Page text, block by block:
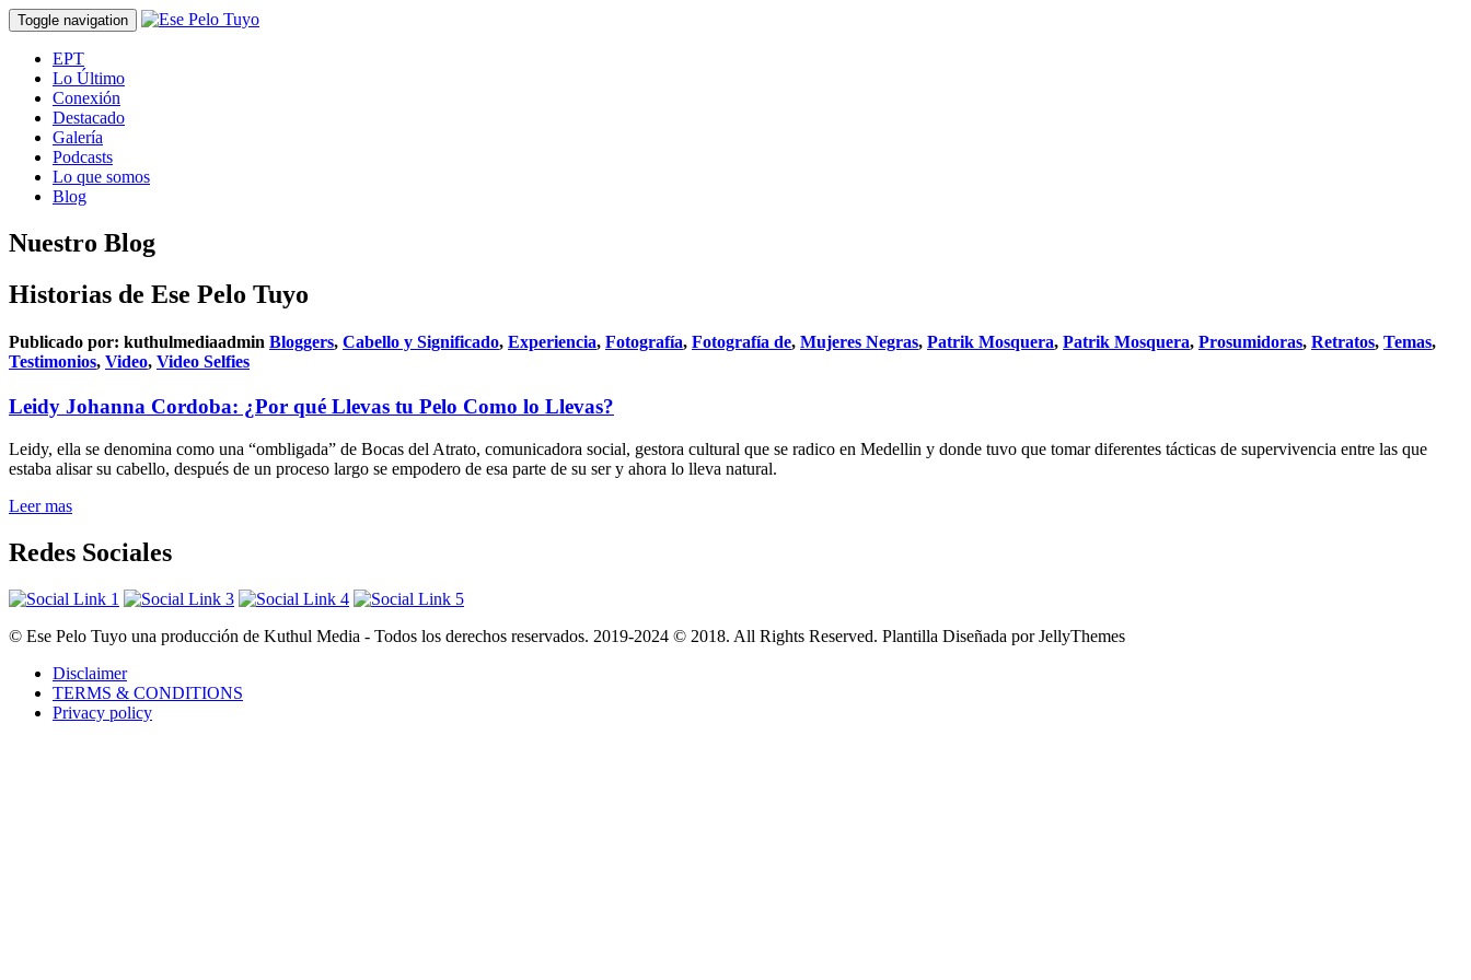
Toggle navigation
EPT
Lo Último
Conexión
Destacado
Galería
Podcasts
Lo que somos
Blog
Nuestro Blog
Historias de Ese Pelo Tuyo
Publicado por: kuthulmediaadmin Bloggers, Cabello y Significado, Experiencia, Fotografía, Fotografía de, Mujeres Negras, Patrik Mosquera, Patrik Mosquera, Prosumidoras, Retratos, Temas,
Testimonios, Video, Video Selfies
Leidy Johanna Cordoba: ¿Por qué Llevas tu Pelo Como lo Llevas?
Leidy, ella se denomina como una “ombligada” de Bocas del Atrato, comunicadora social, gestora cultural que se radico en Medellin y donde tuvo que tomar diferentes tácticas de supervivencia entre las que
estaba alisar su cabello, después de un proceso largo se empodero de esa parte de su ser y ahora lo lleva natural.
Leer mas
Redes Sociales
© Ese Pelo Tuyo una producción de Kuthul Media - Todos los derechos reservados. 2019-2024 © 2018. All Rights Reserved. Plantilla Diseñada por JellyThemes
Disclaimer
TERMS & CONDITIONS
Privacy policy